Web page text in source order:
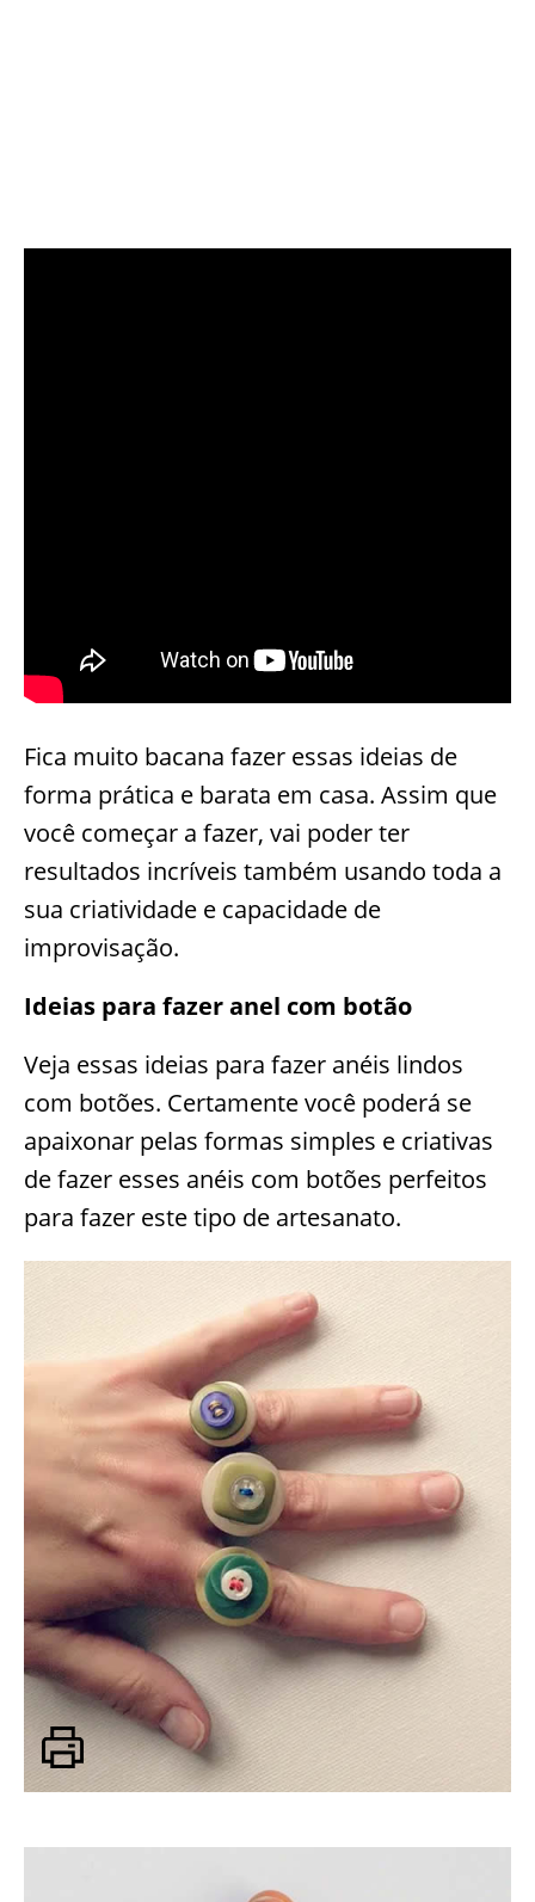
Fica muito bacana fazer essas ideias de
forma prática e barata em casa. Assim que
você começar a fazer, vai poder ter
resultados incríveis também usando toda a
sua criatividade e capacidade de
improvisação.
Ideias para fazer anel com botão
Veja essas ideias para fazer anéis lindos
com botões. Certamente você poderá se
apaixonar pelas formas simples e criativas
de fazer esses anéis com botões perfeitos
para fazer este tipo de artesanato.